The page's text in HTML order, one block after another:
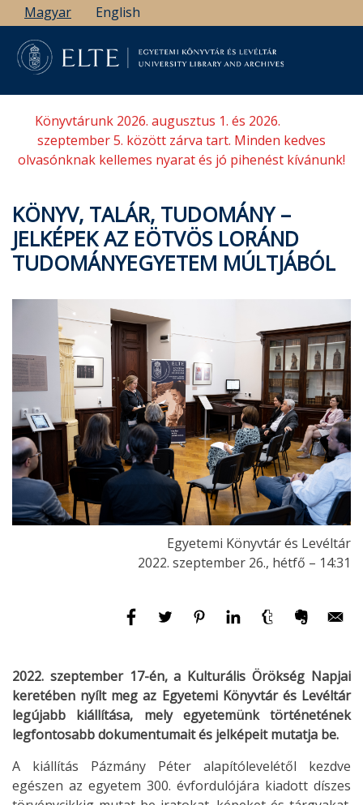
Ugrás
a
tartalomra
Magyar English
Könyvtárunk 2026. augusztus 1. és 2026.
szeptember 5. között zárva tart. Minden kedves
olvasónknak kellemes nyarat és jó pihenést kívánunk!
KÖNYV, TALÁR, TUDOMÁNY –
JELKÉPEK AZ EÖTVÖS LORÁND
TUDOMÁNYEGYETEM MÚLTJÁBÓL
Egyetemi Könyvtár és Levéltár
2022. szeptember 26., hétfő – 14:31
2022. szeptember 17-én, a Kulturális Örökség Napjai
keretében nyílt meg az Egyetemi Könyvtár és Levéltár
legújabb kiállítása, mely egyetemünk történetének
legfontosabb dokumentumait és jelképeit mutatja be.
A kiállítás Pázmány Péter alapítólevelétől kezdve
egészen az egyetem 300. évfordulójára kiadott díszes